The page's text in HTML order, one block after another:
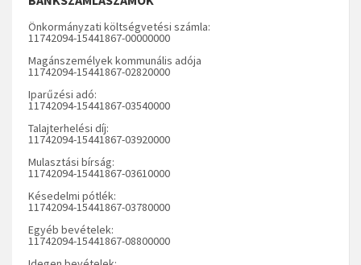
Önkormányzati költségvetési számla:
11742094-15441867-00000000
Magánszemélyek kommunális adója
11742094-15441867-02820000
Iparűzési adó:
11742094-15441867-03540000
Talajterhelési díj:
11742094-15441867-03920000
Mulasztási bírság:
11742094-15441867-03610000
Késedelmi pótlék:
11742094-15441867-03780000
Egyéb bevételek:
11742094-15441867-08800000